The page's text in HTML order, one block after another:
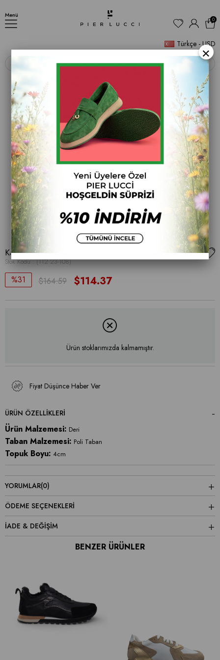
Menü
Türkçe - USD
0
‹ ›
Kadın Spor Ayakkabı
Stok Kodu (112 23-108)
31 $164.59 $114.37
Ürün stoklarımızda kalmamıştır.
Fiyat Düşünce Haber Ver
ÜRÜN ÖZELLIKLERI
Ürün Malzemesi: Deri
Taban Malzemesi: Poli Taban
Topuk Boyu: 4cm
YORUMLAR(0)
ÖDEME SEÇENEKLERI
İADE & DEĞİŞİM
BENZER ÜRÜNLER
×